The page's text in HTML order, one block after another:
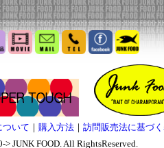
ついて ｜ 購入方法｜ 訪問販売法に基づ
> JUNK FOOD. All RightsReserved.